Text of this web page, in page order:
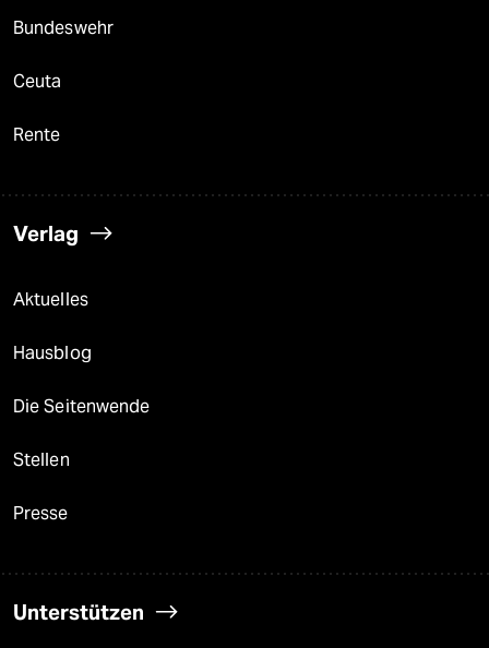
Bundeswehr
Ceuta
Rente
Verlag
Aktuelles
Hausblog
Die Seitenwende
Stellen
Presse
Unterstützen